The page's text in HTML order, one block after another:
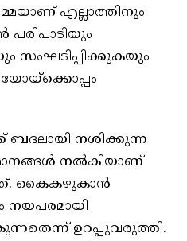
എല്ലാത്തിനും
പരിപാടിയും
ബദലായി നശിക്കുന്ന
നൽകിയാണ്
കൈകഴുകാൻ
നയപരമായി
ഉറപ്പുവരുത്തി.